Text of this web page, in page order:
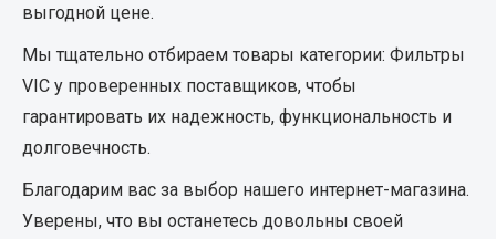
Смазочные материалы
Масла
Охладжающие жидкости
Весь раздел
выгодной цене.
Мы тщательно отбираем товары категории: Фильтры
VIC у проверенных поставщиков, чтобы
гарантировать их надежность, функциональность и
долговечность.
Благодарим вас за выбор нашего интернет-магазина.
Уверены, что вы останетесь довольны своей